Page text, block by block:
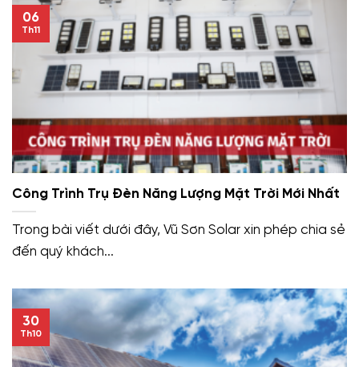
Công Trình Trụ Đèn Năng Lượng Mặt Trời Mới Nhất
Trong bài viết dưới đây, Vũ Sơn Solar xin phép chia sẻ
đến quý khách...
06
Th11
30
Th10